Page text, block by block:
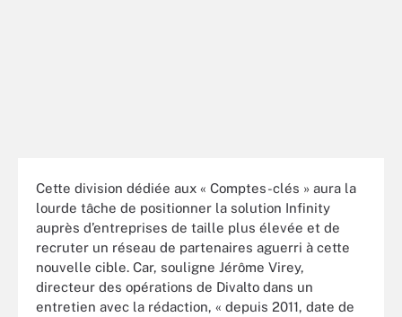
Cette division dédiée aux « Comptes-clés » aura la
lourde tâche de positionner la solution Infinity
auprès d’entreprises de taille plus élevée et de
recruter un réseau de partenaires aguerri à cette
nouvelle cible. Car, souligne Jérôme Virey,
directeur des opérations de Divalto dans un
entretien avec la rédaction, « depuis 2011, date de